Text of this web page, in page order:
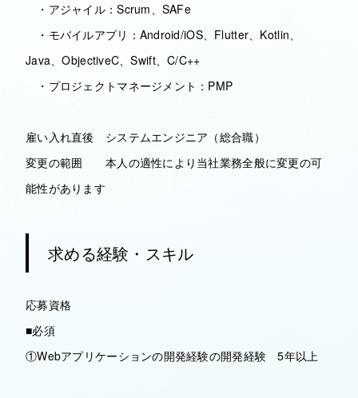
・アジャイル：Scrum、SAFe
・モバイルアプリ：Android/iOS、Flutter、Kotlin、
Java、ObjectiveC、Swift、C/C++
・プロジェクトマネージメント：PMP
雇い入れ直後 システムエンジニア（総合職）
変更の範囲 本人の適性により当社業務全般に変更の可
能性があります
求める経験・スキル
応募資格
■必須
①Webアプリケーションの開発経験の開発経験 5年以上